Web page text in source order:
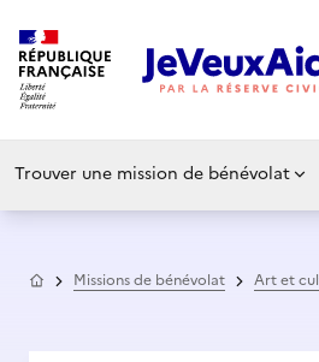
Trouver une mission de bénévolat
AccueilMissions de bénévolat Art et